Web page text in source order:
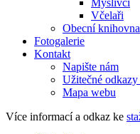
Myslivci
Včelaři
Obecní knihovna
Fotogalerie
Kontakt
Napište nám
Užitečné odkazy
Mapa webu
Více informací a odkaz ke